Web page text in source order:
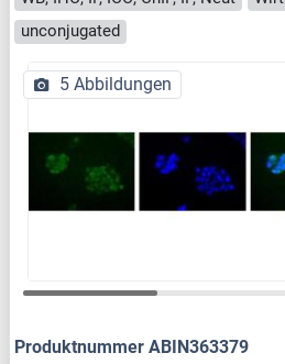
unconjugated
5 Abbildungen
Produktnummer ABIN363379